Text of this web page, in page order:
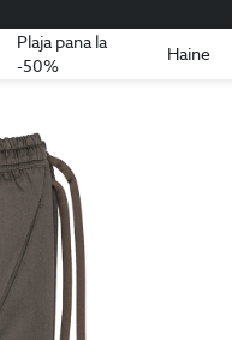
Plaja pana la
-50%
Haine